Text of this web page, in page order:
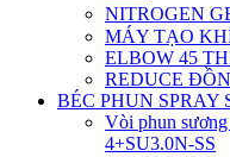
NITROGEN
MÁY TẠO
ELBOW 45
REDUCE
BÉC PHUN SPRAY
Vòi phun
4+SU3.0N-SS